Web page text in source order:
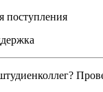
поступления